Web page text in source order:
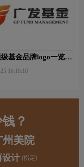
基金品牌logo一览：
16:19:10
？
州美院
设计 (指定)